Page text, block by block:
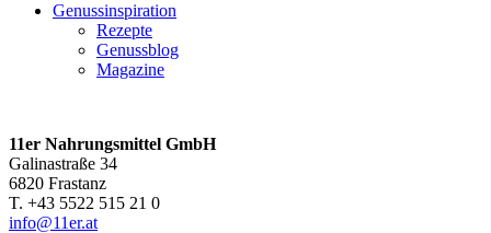
Genussinspiration
Rezepte
Genussblog
Magazine
11er Nahrungsmittel GmbH
Galinastraße 34
6820 Frastanz
T. +43 5522 515 21 0
info@11er.at